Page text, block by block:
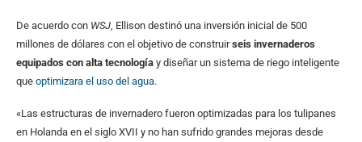
De acuerdo con WSJ , Ellison destinó una inversión inicial de 500
millones de dólares con el objetivo de construirseis invernaderos
equipados con alta tecnología y diseñar un sistema de riego inteligente
que optimizara el uso del agua.
«Las estructuras de invernadero fueron optimizadas para los tulipanes
en Holanda en el siglo XVII y no han sufrido grandes mejoras desde